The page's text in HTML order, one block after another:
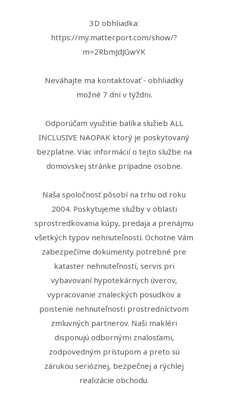
3D obhliadka:
https://my.matterport.com/show/?
m=2RbmJdJGwYK
Neváhajte ma kontaktovať - obhliadky
možné 7 dní v týždni.
Odporúčam využitie balíka služieb ALL
INCLUSIVE NAOPAK ktorý je poskytovaný
bezplatne. Viac informácií o tejto službe na
domovskej stránke prípadne osobne.
Naša spoločnosť pôsobí na trhu od roku
2004. Poskytujeme služby v oblasti
sprostredkovania kúpy, predaja a prenájmu
všetkých typov nehnuteľností. Ochotne Vám
zabezpečíme dokumenty potrebné pre
kataster nehnuteľností, servis pri
vybavovaní hypotekárnych úverov,
vypracovanie znaleckých posudkov a
poistenie nehnuteľnosti prostredníctvom
zmluvných partnerov. Naši makléri
disponujú odbornými znalosťami,
zodpovedným prístupom a preto sú
zárukou serióznej, bezpečnej a rýchlej
realizácie obchodu.